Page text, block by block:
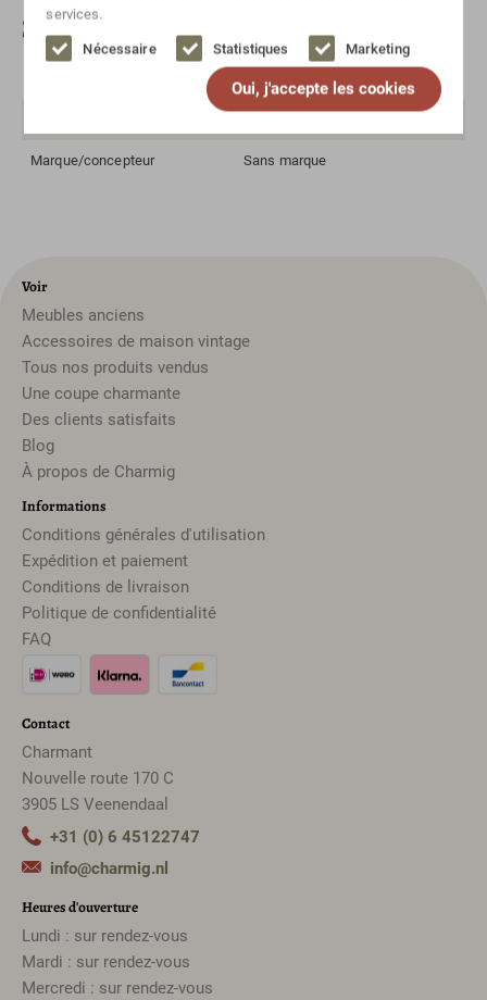
services.
Nécessaire Statistiques Marketing
Oui, j'accepte les cookies
Spécifications
Verre, laiton
Marque/concepteur Sans marque
Voir
Meubles anciens
Accessoires de maison vintage
Tous nos produits vendus
Une coupe charmante
Des clients satisfaits
Blog
À propos de Charmig
Informations
Conditions générales d'utilisation
Expédition et paiement
Conditions de livraison
Politique de confidentialité
FAQ
Contact
Charmant
Nouvelle route 170 C
3905 LS Veenendaal
+31 (0) 6 45122747
info@charmig.nl
Heures d'ouverture
Lundi : sur rendez-vous
Mardi : sur rendez-vous
Mercredi : sur rendez-vous